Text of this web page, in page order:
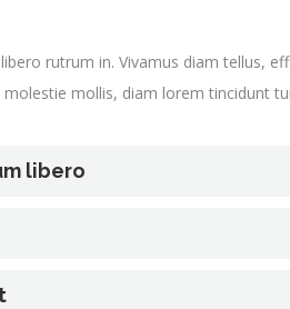
rutrum in. Vivamus diam tellus,
mollis, diam lorem tincidunt
libero